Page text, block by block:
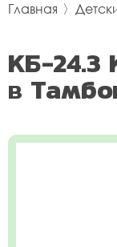
Главная 〉
КБ-24.3
в